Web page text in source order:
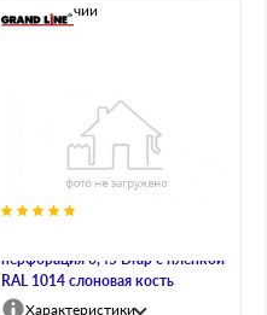
перфорация 0,45 Drap с пленкой
RAL 1014 слоновая кость
В наличии
Характеристики